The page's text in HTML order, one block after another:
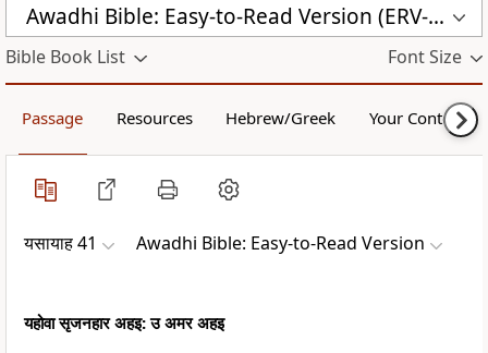
Awadhi Bible: Easy-to-Read Version (ERV-AWA)
Bible Book List Font Size
Passage Resources Hebrew/Greek Your Content
यसायाह 41 Awadhi Bible: Easy-to-Read Version
यहोवा सृजनहार अहइ: उ अमर अहइ